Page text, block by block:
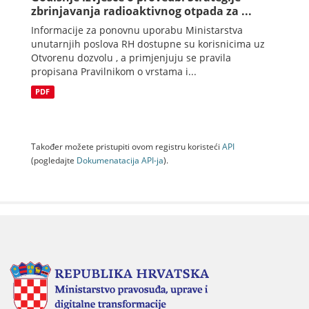
zbrinjavanja radioaktivnog otpada za ...
Informacije za ponovnu uporabu Ministarstva
unutarnjih poslova RH dostupne su korisnicima uz
Otvorenu dozvolu , a primjenjuju se pravila
propisana Pravilnikom o vrstama i...
PDF
Također možete pristupiti ovom registru koristeći API
(pogledajte Dokumenаtаcijа API-jа).